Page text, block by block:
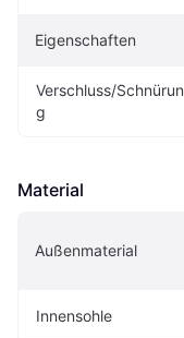
Eigenschaften
Verschluss/Schnürun
g
Material
Außenmaterial
Innensohle